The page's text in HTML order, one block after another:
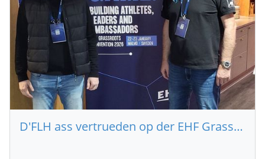
D'FLH ass vertrueden op der EHF Grassroots Convention zu Malmö